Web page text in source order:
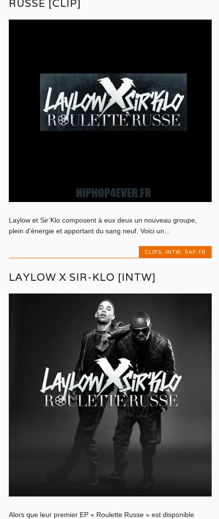
RUSSE [CLIP]
Laylow et Sir’Klo composent à eux deux un nouveau groupe,
plein d’énergie et apportant du sang neuf. Voici un...
CLIPS, INTW, RAP FR
LAYLOW X SIR-KLO [INTW]
Alors que leur premier EP « Roulette Russe » est disponible